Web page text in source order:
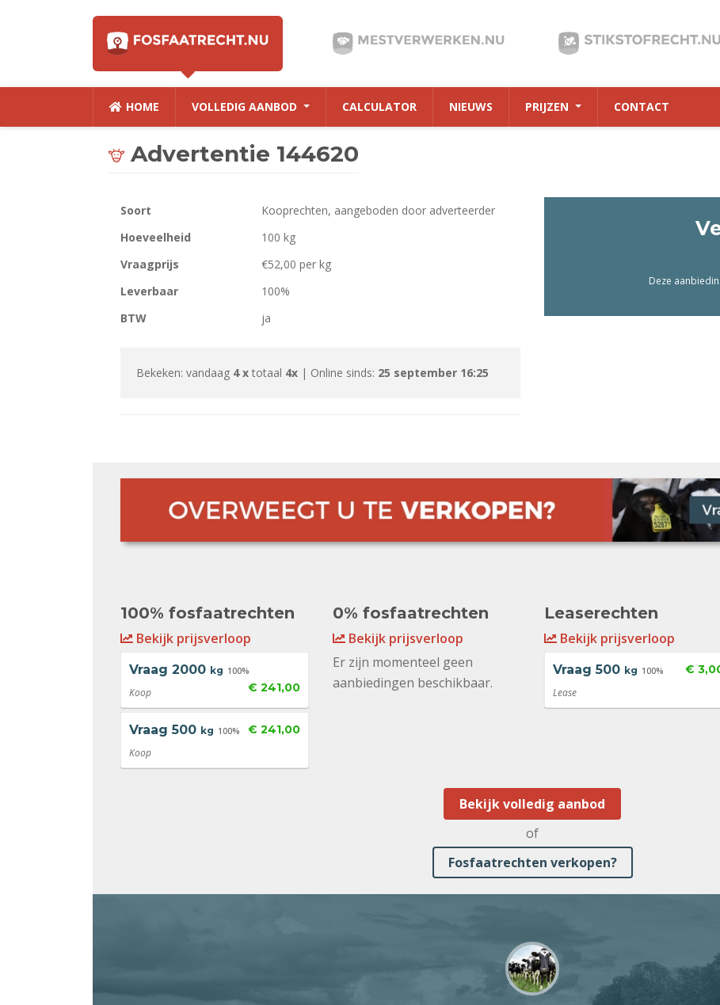
HOME VOLLEDIG AANBOD CALCULATOR NIEUWS PRIJZEN CONTACT
Advertentie 144620
Soort
Kooprechten, aangeboden door adverteerder
Hoeveelheid
100 kg
Vraagprijs
€52,00 per kg
Leverbaar
100%
BTW
ja
Bekeken: vandaag 4 x totaal 4x | Online sinds: 25 september 16:25
Deze
100% fosfaatrechten
Bekijk prijsverloop
Vraag 2000 kg 100%
€ 241,00
Koop
Vraag 500 kg 100% € 241,00
Koop
0% fosfaatrechten
Bekijk prijsverloop
Er zijn momenteel geen
aanbiedingen beschikbaar.
Leaserechten
Bekijk prijsverloop
Vraag 500 kg 100% €
Lease
Bekijk volledig aanbod
of
Fosfaatrechten verkopen?